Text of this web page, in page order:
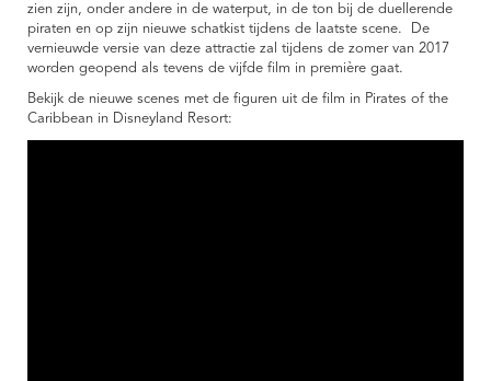
zien zijn, onder andere in de waterput, in de ton bij de duellerende
piraten en op zijn nieuwe schatkist tijdens de laatste scene. De
vernieuwde versie van deze attractie zal tijdens de zomer van 2017
worden geopend als tevens de vijfde film in première gaat.
Bekijk de nieuwe scenes met de figuren uit de film in Pirates of the
Caribbean in Disneyland Resort: